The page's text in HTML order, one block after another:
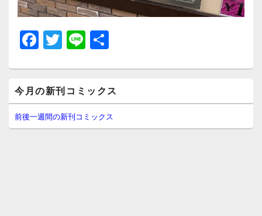
F
a
c
e
b
o
T
wi
tt
er
Li
n
e
イ
ン
サ
イ
今月の新刊コミックス
前後一週間の新刊コミックス